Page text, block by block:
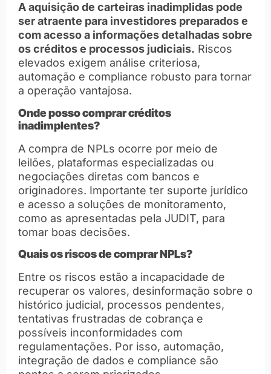
A aquisição de carteiras inadimplidas pode
ser atraente para investidores preparados e
com acesso a informações detalhadas sobre
os créditos e processos judiciais. Riscos
elevados exigem análise criteriosa,
automação e compliance robusto para tornar
a operação vantajosa.
Onde posso comprar créditos
inadimplentes?
A compra de NPLs ocorre por meio de
leilões, plataformas especializadas ou
negociações diretas com bancos e
originadores. Importante ter suporte jurídico
e acesso a soluções de monitoramento,
como as apresentadas pela JUDIT, para
tomar boas decisões.
Quais os riscos de comprar NPLs?
Entre os riscos estão a incapacidade de
recuperar os valores, desinformação sobre o
histórico judicial, processos pendentes,
tentativas frustradas de cobrança e
possíveis inconformidades com
regulamentações. Por isso, automação,
integração de dados e compliance são